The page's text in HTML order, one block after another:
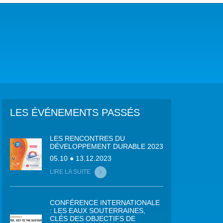
FORUM MONDIAL DE L’EAU – BALI 2024
TOUS LES ÉVÉNEMENTS
LES ÉVÉNEMENTS PASSÉS
LES RENCONTRES DU
DÉVELOPPEMENT DURABLE 2023
05.10 ● 13.12.2023
LIRE LA SUITE
CONFÉRENCE INTERNATIONALE
: LES EAUX SOUTERRAINES,
CLÉS DES OBJECTIFS DE